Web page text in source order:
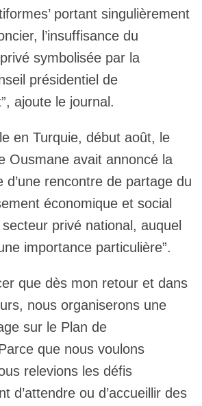
portant singulièrement
l’insuffisance du
symbolisée par la
présidentiel de
ajoute le journal.
en Turquie, début août, le
Ousmane avait annoncé la
d’une rencontre de partage du
économique et social
privé national, auquel
importance particulière”.
que dès mon retour et dans
nous organiserons une
sur le Plan de
que nous voulons
relevions les défis
d’attendre ou d’accueillir des